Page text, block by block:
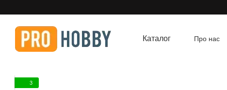
Каталог Про нас
3